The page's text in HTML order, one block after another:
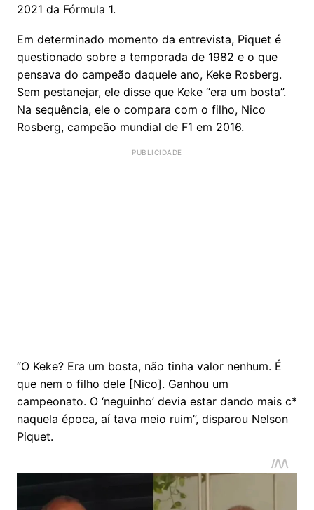
2021 da Fórmula 1.
Em determinado momento da entrevista, Piquet é
questionado sobre a temporada de 1982 e o que
pensava do campeão daquele ano, Keke Rosberg.
Sem pestanejar, ele disse que Keke “era um bosta”.
Na sequência, ele o compara com o filho, Nico
Rosberg, campeão mundial de F1 em 2016.
“O Keke? Era um bosta, não tinha valor nenhum. É
que nem o filho dele [Nico]. Ganhou um
campeonato. O ‘neguinho’ devia estar dando mais c*
naquela época, aí tava meio ruim”, disparou Nelson
Piquet.